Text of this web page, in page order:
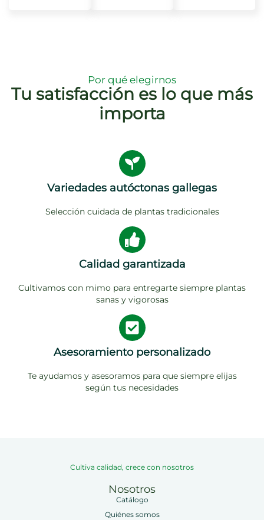
Por qué elegirnos
Tu satisfacción es lo que más
importa
Variedades autóctonas gallegas
Selección cuidada de plantas tradicionales
Calidad garantizada
Cultivamos con mimo para entregarte siempre plantas
sanas y vigorosas
Asesoramiento personalizado
Te ayudamos y asesoramos para que siempre elijas
según tus necesidades
Cultiva calidad, crece con nosotros
Nosotros
Catálogo
Quiénes somos